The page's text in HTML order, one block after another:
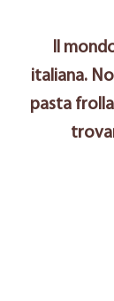
Il
italiana.
pasta